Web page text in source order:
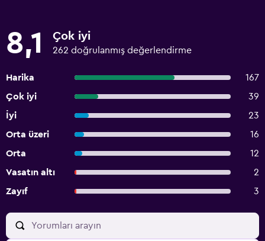
8,1 Çok iyi
262 doğrulanmış değerlendirme
Harika
167
Çok iyi
39
İyi
23
Orta üzeri
16
Orta
12
Vasatın altı
2
Zayıf
3